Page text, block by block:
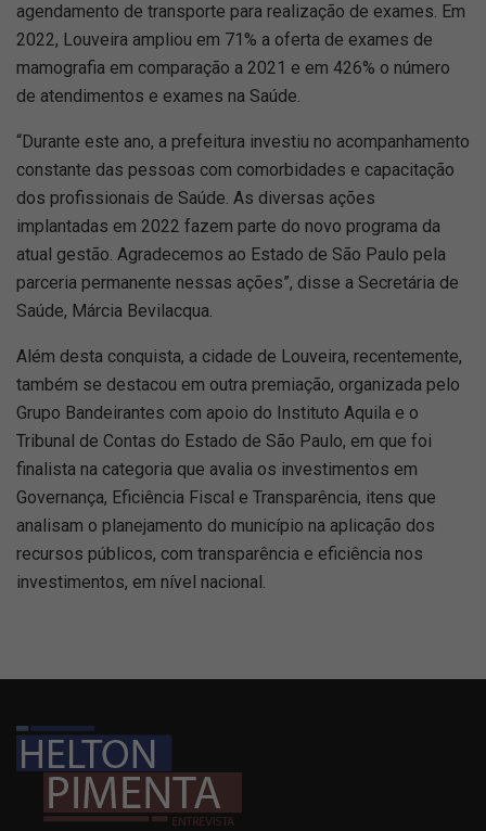
agendamento de transporte para realização de exames. Em
2022, Louveira ampliou em 71% a oferta de exames de
mamografia em comparação a 2021 e em 426% o número
de atendimentos e exames na Saúde.
“Durante este ano, a prefeitura investiu no acompanhamento
constante das pessoas com comorbidades e capacitação
dos profissionais de Saúde. As diversas ações
implantadas em 2022 fazem parte do novo programa da
atual gestão. Agradecemos ao Estado de São Paulo pela
parceria permanente nessas ações”, disse a Secretária de
Saúde, Márcia Bevilacqua.
Além desta conquista, a cidade de Louveira, recentemente,
também se destacou em outra premiação, organizada pelo
Grupo Bandeirantes com apoio do Instituto Aquila e o
Tribunal de Contas do Estado de São Paulo, em que foi
finalista na categoria que avalia os investimentos em
Governança, Eficiência Fiscal e Transparência, itens que
analisam o planejamento do município na aplicação dos
recursos públicos, com transparência e eficiência nos
investimentos, em nível nacional.